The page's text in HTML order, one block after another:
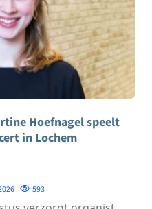
Hoefnagel speelt
in Lochem
593